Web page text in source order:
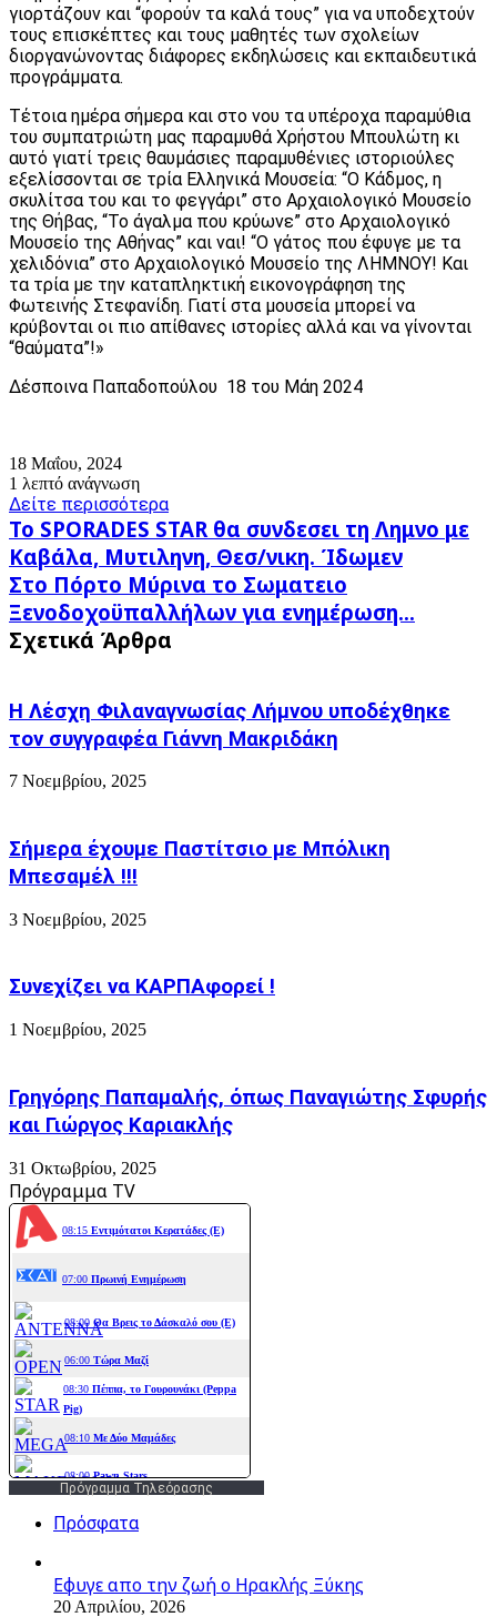
γιορτάζουν και “φορούν τα καλά τους” για να υποδεχτούν
τους επισκέπτες και τους μαθητές των σχολείων
διοργανώνοντας διάφορες εκδηλώσεις και εκπαιδευτικά
προγράμματα.
Τέτοια ημέρα σήμερα και στο νου τα υπέροχα παραμύθια
του συμπατριώτη μας παραμυθά Χρήστου Μπουλώτη κι
αυτό γιατί τρεις θαυμάσιες παραμυθένιες ιστοριούλες
εξελίσσονται σε τρία Ελληνικά Μουσεία: “Ο Κάδμος, η
σκυλίτσα του και το φεγγάρι” στο Αρχαιολογικό Μουσείο
της Θήβας, “Το άγαλμα που κρύωνε” στο Αρχαιολογικό
Μουσείο της Αθήνας” και ναι! “Ο γάτος που έφυγε με τα
χελιδόνια” στο Αρχαιολογικό Μουσείο της ΛΗΜΝΟΥ! Και
τα τρία με την καταπληκτική εικονογράφηση της
Φωτεινής Στεφανίδη. Γιατί στα μουσεία μπορεί να
κρύβονται οι πιο απίθανες ιστορίες αλλά και να γίνονται
“θαύματα”!»
Δέσποινα Παπαδοπούλου 18 του Μάη 2024
18 Μαΐου, 2024
1 λεπτό ανάγνωση
Δείτε περισσότερα
Το
SPORADES
STAR θα
συνδεσει
τη
Λημνο
με
Θεσ/
νικη.
Το SPORADES STAR θα συνδεσει τη Λημνο με
Καβάλα, Μυτιληνη, Θεσ/νικη. Ίδωμεν
Στο
Πόρτο
Μύρινα
το
για
ενημέρωση...
Στο Πόρτο Μύρινα το Σωματειο
Ξενοδοχοϋπαλλήλων για ενημέρωση...
Σχετικά Άρθρα
Η Λέσχη Φιλαναγνωσίας Λήμνου υποδέχθηκε
τον συγγραφέα Γιάννη Μακριδάκη
7 Νοεμβρίου, 2025
Σήμερα έχουμε Παστίτσιο με Μπόλικη
Μπεσαμέλ !!!
3 Νοεμβρίου, 2025
Συνεχίζει να ΚΑΡΠΑφορεί !
1 Νοεμβρίου, 2025
Γρηγόρης Παπαμαλής, όπως Παναγιώτης Σφυρής
και Γιώργος Καριακλής
31 Οκτωβρίου, 2025
Πρόγραμμα TV
Πρόγραμμα Τηλεόρασης
Πρόσφατα
Εφυγε απο την ζωή o Ηρακλής Ξύκης
20 Απριλίου, 2026